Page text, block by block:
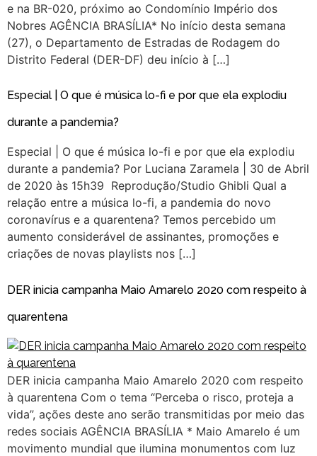
e na BR-020, próximo ao Condomínio Império dos
Nobres AGÊNCIA BRASÍLIA* No início desta semana
(27), o Departamento de Estradas de Rodagem do
Distrito Federal (DER-DF) deu início à […]
Especial | O que é música lo-fi e por que ela explodiu
durante a pandemia?
Especial | O que é música lo-fi e por que ela explodiu
durante a pandemia? Por Luciana Zaramela | 30 de Abril
de 2020 às 15h39 Reprodução/Studio Ghibli Qual a
relação entre a música lo-fi, a pandemia do novo
coronavírus e a quarentena? Temos percebido um
aumento considerável de assinantes, promoções e
criações de novas playlists nos […]
DER inicia campanha Maio Amarelo 2020 com respeito à
quarentena
DER inicia campanha Maio Amarelo 2020 com respeito
à quarentena Com o tema “Perceba o risco, proteja a
vida”, ações deste ano serão transmitidas por meio das
redes sociais AGÊNCIA BRASÍLIA * Maio Amarelo é um
movimento mundial que ilumina monumentos com luz